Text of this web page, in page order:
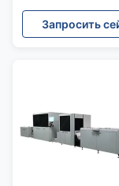
интерфейсом
деятельности
Запросить